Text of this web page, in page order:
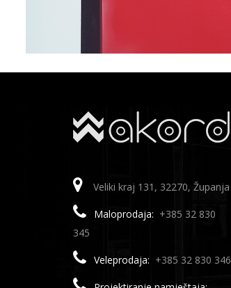
Veliki kraj 131, 32270, Županja
Maloprodaja: +385 32 830
345
Veleprodaja: +385 32 830 346